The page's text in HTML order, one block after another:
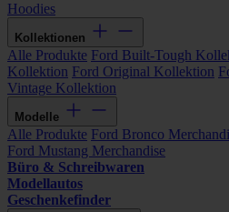
Hoodies
Kollektionen
Alle Produkte Ford Built-Tough
Kollektion Ford Original Kollektion
Vintage Kollektion
Modelle
Alle Produkte Ford Bronco
Ford Mustang Merchandise
Büro & Schreibwaren
Modellautos
Geschenkefinder